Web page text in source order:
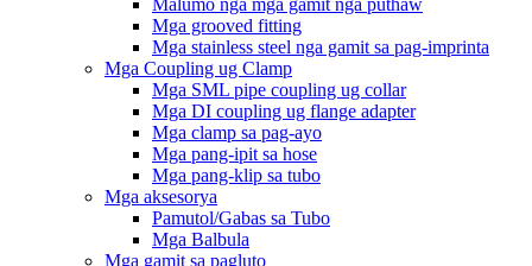
Malumo nga mga gamit nga puthaw
Mga grooved fitting
Mga stainless steel nga gamit sa pag-imprinta
Mga Coupling ug Clamp
Mga SML pipe coupling ug collar
Mga DI coupling ug flange adapter
Mga clamp sa pag-ayo
Mga pang-ipit sa hose
Mga pang-klip sa tubo
Mga aksesorya
Pamutol/Gabas sa Tubo
Mga Balbula
Mga gamit sa pagluto